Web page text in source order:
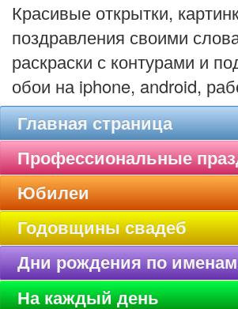
Красивые открытки,
поздравления своими
раскраски с контурами и
обои на iphone, android,
Главная страница
Профессиональные
Юбилеи
Годовщины свадеб
Дни рождения по именам
На каждый день